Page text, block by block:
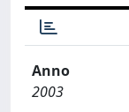
Anno
2003